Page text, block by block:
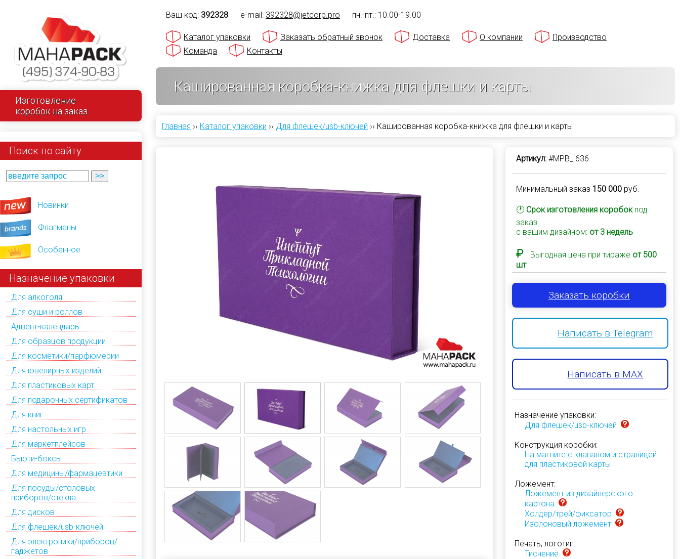
Изготовление
коробок на заказ
Поиск по сайту
Новинки
Флагманы
Особенное
Назначение упаковки
Для алкоголя
Для суши и роллов
Адвент-календарь
Для образцов продукции
Для косметики/парфюмерии
Для ювелирных изделий
Для пластиковых карт
Для подарочных сертификатов
Для книг
Для настольных игр
Для маркетплейсов
Бьюти-боксы
Для медицины/фармацевтики
Для посуды/столовых
приборов/стекла
Для дисков
Для флешек/usb-ключей
Для электроники/приборов/
гаджетов
Ваш код: 392328 e-mail: 392328@jetcorp.pro пн.-пт.: 10.00-19.00
Каталог упаковки Заказать обратный звонок Доставка О компании
Производство
Команда
Контакты
Кашированная коробка-книжка для флешки и карты
Главная ›› Каталог упаковки ›› Для флешек/usb-ключей ›› Кашированная коробка-книжка для флешки и карты
Артикул:#MPB_ 636
Минимальный заказ 150 000руб.
🕐 Срок изготовления коробокпод
заказ
с вашим дизайном: от 3 недель
₽ Выгодная цена при тираже от 500
шт
Заказать коробки
Написать в Telegram
Написать в MAX
Назначение упаковки:
Для флешек/usb-ключей
Конструкция коробки:
На магните с клапаном и страницей
для пластиковой карты
Ложемент:
Ложемент из дизайнерского
картона
Холдер/трей/фиксатор
Изолоновый ложемент
Печать, логотип:
Тиснение